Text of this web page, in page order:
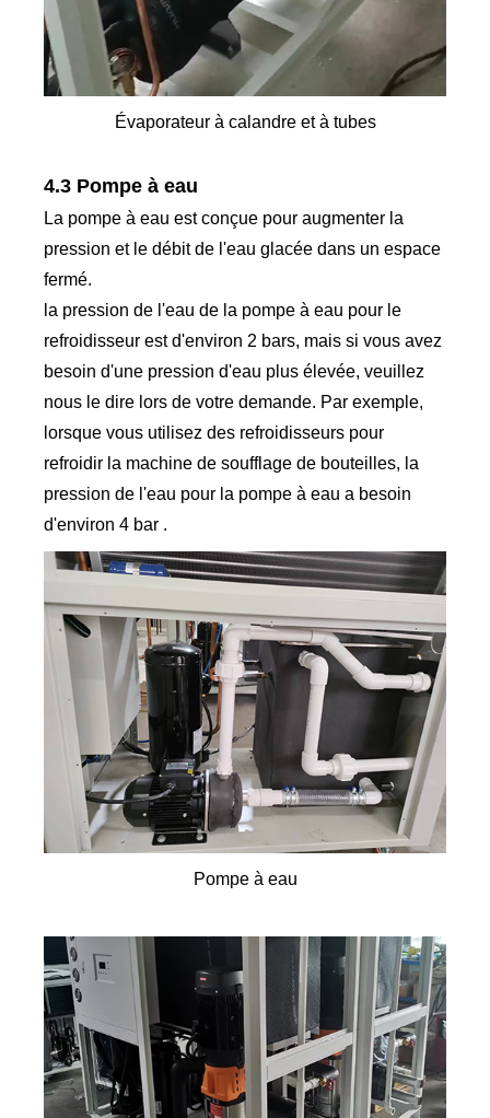
Évaporateur à calandre et à tubes
4.3 Pompe à eau
La pompe à eau est conçue pour augmenter la
pression et le débit de l'eau glacée dans un espace
fermé.
la pression de l'eau de la pompe à eau pour le
refroidisseur est d'environ 2 bars, mais si vous avez
besoin d'une pression d'eau plus élevée, veuillez
nous le dire lors de votre demande. Par exemple,
lorsque vous utilisez des refroidisseurs pour
refroidir la machine de soufflage de bouteilles, la
pression de l'eau pour la pompe à eau a besoin
d'environ 4 bar .
Pompe à eau